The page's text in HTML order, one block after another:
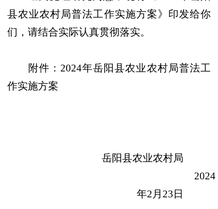
县农业农村局普法工作实施方案》印发给你
们，请结合实际认真贯彻落实。
附件： 2024年岳阳县农业农村局普法工
作实施方案
岳阳县农业农村局
2024
年2月 23 日